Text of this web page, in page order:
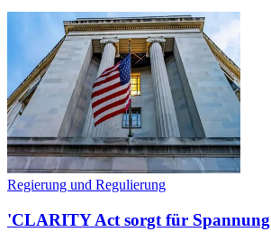
Regierung und Regulierung
'CLARITY Act sorgt für